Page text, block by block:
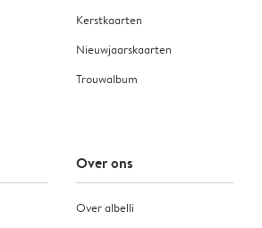
Kerstkaarten
Nieuwjaarskaarten
Trouwalbum
Over ons
Over albelli